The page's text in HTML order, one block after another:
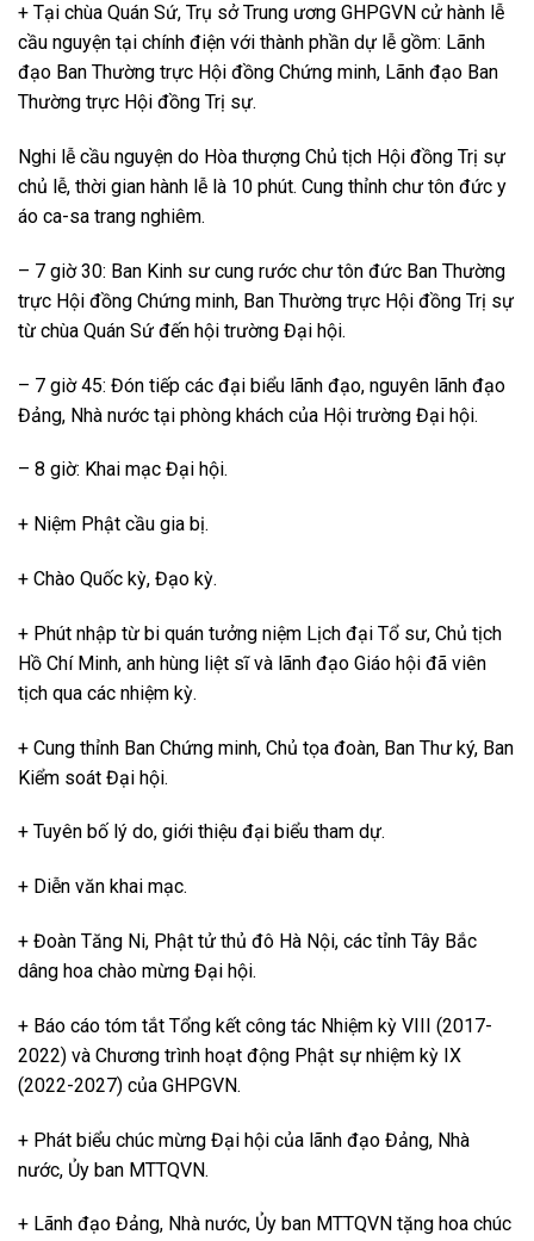
+ Tại chùa Quán Sứ, Trụ sở Trung ương GHPGVN cử hành lễ
cầu nguyện tại chính điện với thành phần dự lễ gồm: Lãnh
đạo Ban Thường trực Hội đồng Chứng minh, Lãnh đạo Ban
Thường trực Hội đồng Trị sự.
Nghi lễ cầu nguyện do Hòa thượng Chủ tịch Hội đồng Trị sự
chủ lễ, thời gian hành lễ là 10 phút. Cung thỉnh chư tôn đức y
áo ca-sa trang nghiêm.
– 7 giờ 30: Ban Kinh sư cung rước chư tôn đức Ban Thường
trực Hội đồng Chứng minh, Ban Thường trực Hội đồng Trị sự
từ chùa Quán Sứ đến hội trường Đại hội.
– 7 giờ 45: Đón tiếp các đại biểu lãnh đạo, nguyên lãnh đạo
Đảng, Nhà nước tại phòng khách của Hội trường Đại hội.
– 8 giờ: Khai mạc Đại hội.
+ Niệm Phật cầu gia bị.
+ Chào Quốc kỳ, Đạo kỳ.
+ Phút nhập từ bi quán tưởng niệm Lịch đại Tổ sư, Chủ tịch
Hồ Chí Minh, anh hùng liệt sĩ và lãnh đạo Giáo hội đã viên
tịch qua các nhiệm kỳ.
+ Cung thỉnh Ban Chứng minh, Chủ tọa đoàn, Ban Thư ký, Ban
Kiểm soát Đại hội.
+ Tuyên bố lý do, giới thiệu đại biểu tham dự.
+ Diễn văn khai mạc.
+ Đoàn Tăng Ni, Phật tử thủ đô Hà Nội, các tỉnh Tây Bắc
dâng hoa chào mừng Đại hội.
+ Báo cáo tóm tắt Tổng kết công tác Nhiệm kỳ VIII (2017-
2022) và Chương trình hoạt động Phật sự nhiệm kỳ IX
(2022-2027) của GHPGVN.
+ Phát biểu chúc mừng Đại hội của lãnh đạo Đảng, Nhà
nước, Ủy ban MTTQVN.
+ Lãnh đạo Đảng, Nhà nước, Ủy ban MTTQVN tặng hoa chúc